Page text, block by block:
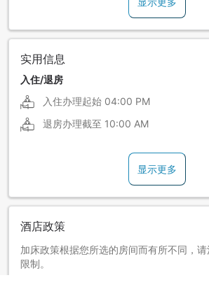
实用信息
入住/退房
入住办理起始 04:00 PM
退房办理截至 10:00 AM
显示更多
酒店政策
加床政策根据您所选的房间而有所不同，
限制。